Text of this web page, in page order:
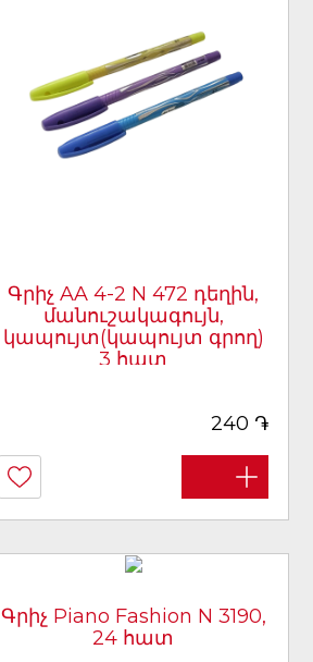
Գրիչ AA 4-2 N 472 դեղին,
մանուշակագույն,
կապույտ(կապույտ գրող)
3 հատ
240 ֏
Գրիչ Piano Fashion N 3190,
24 հատ